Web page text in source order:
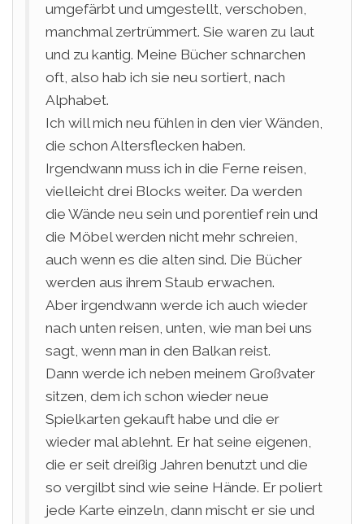
umgefärbt und umgestellt, verschoben,
manchmal zertrümmert. Sie waren zu laut
und zu kantig. Meine Bücher schnarchen
oft, also hab ich sie neu sortiert, nach
Alphabet.
Ich will mich neu fühlen in den vier Wänden,
die schon Altersflecken haben.
Irgendwann muss ich in die Ferne reisen,
vielleicht drei Blocks weiter. Da werden
die Wände neu sein und porentief rein und
die Möbel werden nicht mehr schreien,
auch wenn es die alten sind. Die Bücher
werden aus ihrem Staub erwachen.
Aber irgendwann werde ich auch wieder
nach unten reisen, unten, wie man bei uns
sagt, wenn man in den Balkan reist.
Dann werde ich neben meinem Großvater
sitzen, dem ich schon wieder neue
Spielkarten gekauft habe und die er
wieder mal ablehnt. Er hat seine eigenen,
die er seit dreißig Jahren benutzt und die
so vergilbt sind wie seine Hände. Er poliert
jede Karte einzeln, dann mischt er sie und